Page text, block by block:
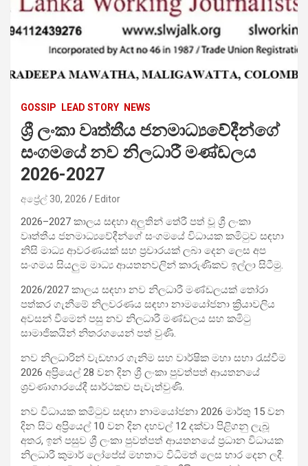
GOSSIP LEAD STORY NEWS
ශ්‍රී ලංකා වෘත්තීය ජනමාධ්‍යවේදීන්ගේ
සංගමයේ නව නිලධාරී මණ්ඩලය
2026-2027
අප්‍රේල් 30, 2026 Editor
2026–2027 කාලය සඳහා අලුතින් තේරී පත් වූ ශ්‍රී ලංකා
වෘත්තීය ජනමාධ්‍යවේදීන්ගේ සංගමයේ විධායක කමිටුව සඳහා
නිසි මාධ්‍ය ආවරණයක් සහ ප්‍රචාරයක් ලබා දෙන ලෙස අප
සංගමය සියලුම මාධ්‍ය ආයතනවලින් කාරුණිකව ඉල්ලා සිටීමු.
2026/2027 කාලය සඳහා නව නිලධාරී මණ්ඩලයක් තෝරා
පත්කර ගැනීමේ නිලවරණය සඳහා නාමයෝජනා ක්‍රියාවලිය
අවසන් වීමෙන් පසු නව නිලධාරී මණ්ඩලය සහ කමිටු
සාමාජිකයින් නිතරගයෙන් පත් වුණි.
නව නිලධාරින් වැඩභාර ගැනිම සහ වාර්ෂික මහා සභා රැස්වීම
2026 අප්‍රියෙල් 28 වන දින ශ්‍රී ලංකා පුවත්පත් ආයතනයේ
ශ්‍රවණාගාරයේදී සාර්ථකව පැවැත්වුණි.
නව විධායක කමිටුව සඳහා නාමයෝජනා 2026 මාර්තු 15 වන
දින සිට අප්‍රියෙල් 10 වන දින දහවල් 12 දක්වා පිළිගනු ලැබූ
අතර, ඉන් පසුව ශ්‍රී ලංකා පුවත්පත් ආයතනයේ ප්‍රධාන විධායක
නිලධාරී කුමාර් ලෝපේස් මහතාට විධිමත් ලෙස භාර දෙන ලදී.